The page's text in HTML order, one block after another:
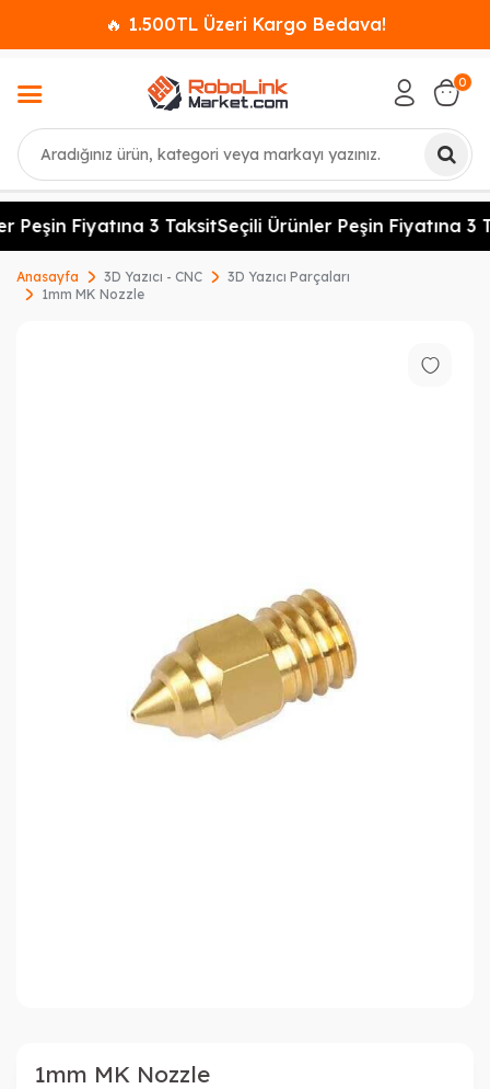
🔥 1.500TL Üzeri Kargo Bedava!
Ara
0
Peşin Fiyatına 3 TaksitSeçili Ürünler Peşin Fiyatına 3
Anasayfa 3D Yazıcı - CNC
3D Yazıcı Parçaları
1mm MK Nozzle
1mm MK Nozzle